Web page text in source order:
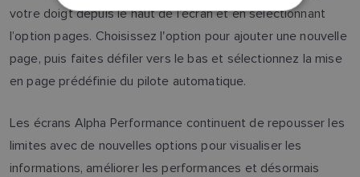
votre doigt depuis le haut de l’écran et en sélectionnant
l’option pages. Choisissez l'option pour ajouter une nouvelle
page, puis faites défiler vers le bas et sélectionnez la mise
en page prédéfinie du pilote automatique.
Les écrans Alpha Performance continuent de repousser les
limites avec de nouvelles options pour visualiser les
informations, améliorer les performances et désormais
FINNISH